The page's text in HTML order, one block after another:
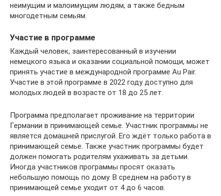
неимущим и малоимущим людям, а также бедным
многодетным семьям.
Участие в программе
Каждый человек, заинтересованный в изучении
немецкого языка и оказании социальной помощи, может
принять участие в международной программе Au Pair.
Участие в этой программе в 2022 году доступно для
молодых людей в возрасте от 18 до 25 лет.
Программа предполагает проживание на территории
Германии в принимающей семье. Участник программы не
является домашней прислугой. Его ждёт только работа в
принимающей семье. Также участник программы будет
должен помогать родителям ухаживать за детьми.
Иногда участников программы просят оказать
небольшую помощь по дому. В среднем на работу в
принимающей семье уходит от 4 до 6 часов.